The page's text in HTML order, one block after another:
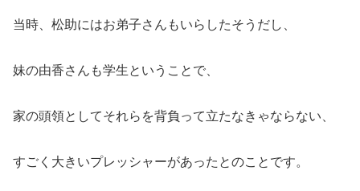
当時、松助にはお弟子さんもいらしたそうだし、
妹の由香さんも学生ということで、
家の頭領としてそれらを背負って立たなきゃならない、
すごく大きいプレッシャーがあったとのことです。